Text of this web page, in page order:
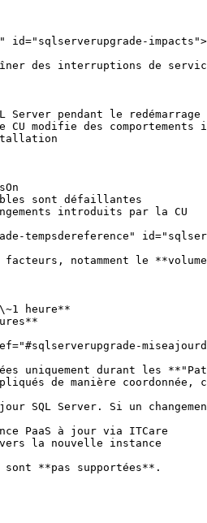
id="sqlserverupgrade-
des interruptions de
pendant le redémarrage
modifie des comportements
sont défaillantes
introduits par la CU
tempsdereference"
notamment le
heure**
uniquement durant les
de manière coordonnée,
SQL Server. Si un
PaaS à jour via ITCare
la nouvelle instance
**pas supportées**.